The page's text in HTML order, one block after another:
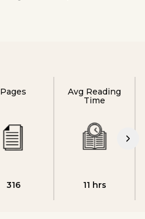
Pages
316
Avg Reading
Time
11 hrs